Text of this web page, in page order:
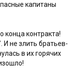
капитаны
контракта!
И не злить братьев-
в их горячих